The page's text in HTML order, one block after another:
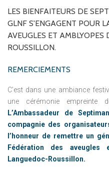
LES BIENFAITEURS DE
GLNF S'ENGAGENT POUR
AVEUGLES ET AMBLYOPES
ROUSSILLON.
REMERCIEMENTS
C’est dans une ambiance
une cérémonie empreinte
L’Ambassadeur de
compagnie des
l’honneur de remettre un
Fédération des
Languedoc-Roussillon.